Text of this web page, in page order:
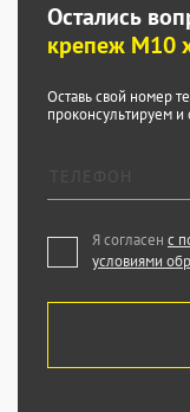
Остались
крепеж М10
Оставь свой номер
проконсультируем
Я согласен с
условиями